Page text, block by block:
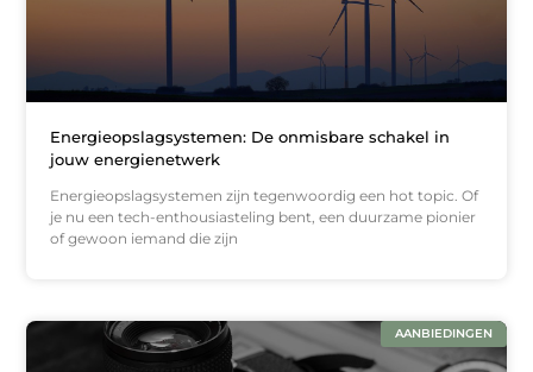
Energieopslagsystemen: De onmisbare schakel in
jouw energienetwerk
Energieopslagsystemen zijn tegenwoordig een hot topic. Of
je nu een tech-enthousiasteling bent, een duurzame pionier
of gewoon iemand die zijn
AANBIEDINGEN